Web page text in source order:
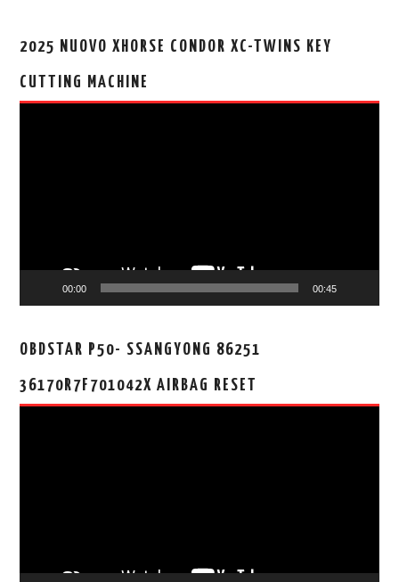
2025 NUOVO XHORSE CONDOR XC-TWINS KEY
CUTTING MACHINE
00:00 00:45
OBDSTAR P50- SSANGYONG 86251
36170R7F701042X AIRBAG RESET